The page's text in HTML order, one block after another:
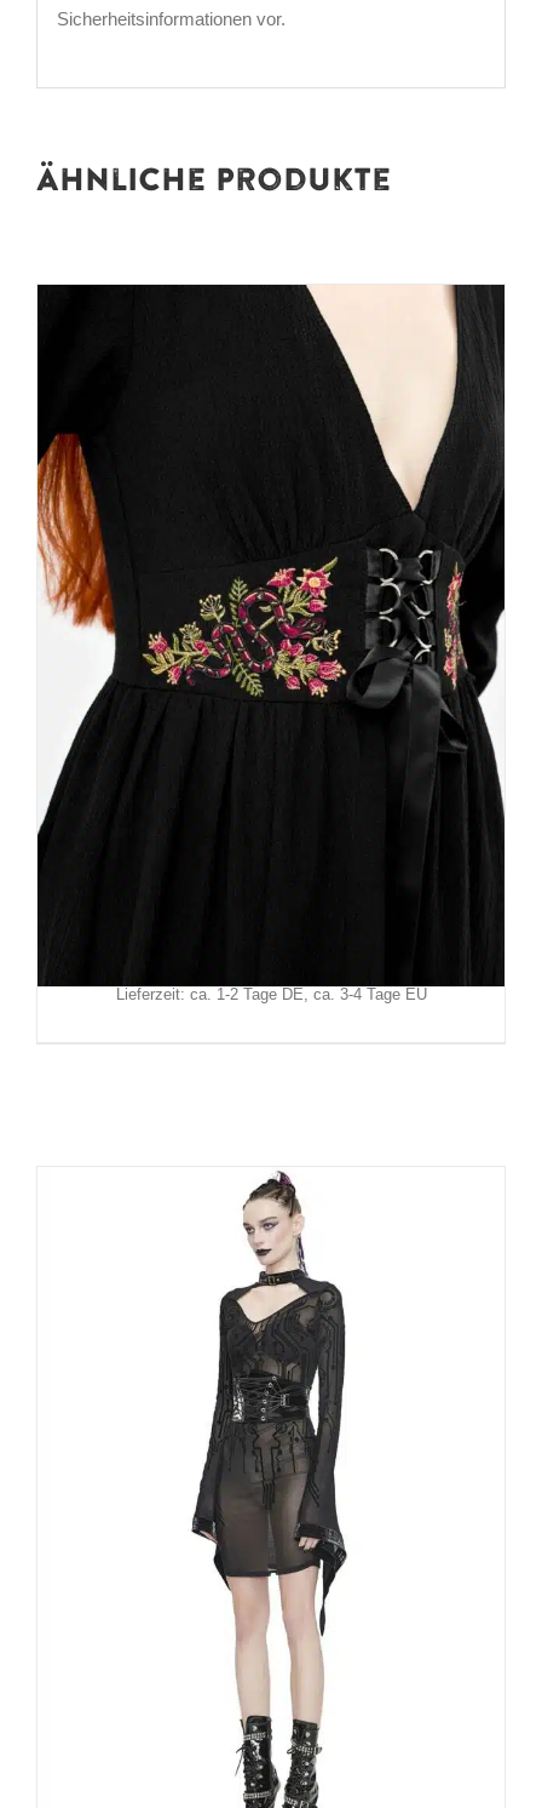
Sicherheitsinformationen vor.
Ähnliche Produkte
Restyle Kleid Poisoned Petal
Lieferzeit: ca. 1-2 Tage DE, ca. 3-4 Tage EU
Devil Fashion Kleid Cyber
Geisha